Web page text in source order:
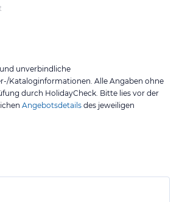
unverbindliche
Kataloginformationen. Alle Angaben ohne
durch HolidayCheck. Bitte lies vor der
Angebotsdetails des jeweiligen